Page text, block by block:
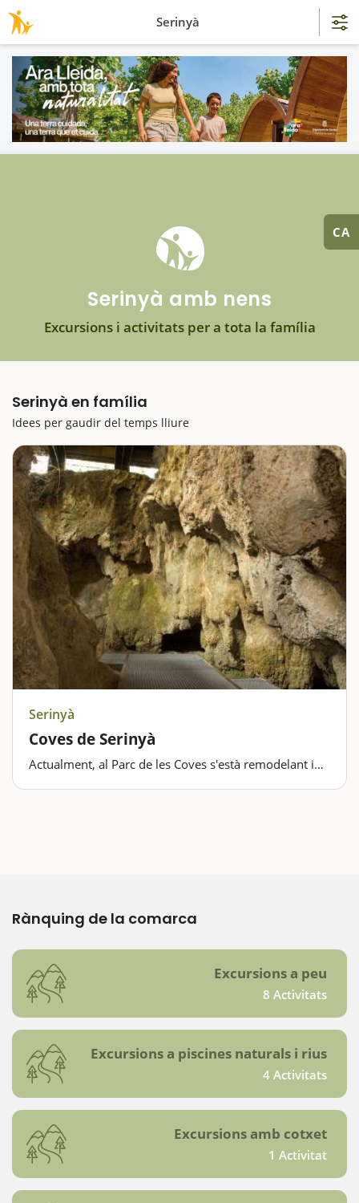
CA
Serinyà amb nens
Excursions i activitats per a tota la família
Serinyà en família
Idees per gaudir del temps lliure
Serinyà
Coves de Serinyà
Actualment, al Parc de les Coves s'està remodelant i
Rànquing de la comarca
Excursions a peu
8 Activitats
Excursions a piscines naturals i rius
4 Activitats
Excursions amb cotxet
1 Activitat
Serinyà